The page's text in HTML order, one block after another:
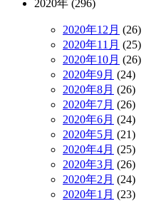
2020年 (296)
2020年12月 (26)
2020年11月 (25)
2020年10月 (26)
2020年9月 (24)
2020年8月 (26)
2020年7月 (26)
2020年6月 (24)
2020年5月 (21)
2020年4月 (25)
2020年3月 (26)
2020年2月 (24)
2020年1月 (23)